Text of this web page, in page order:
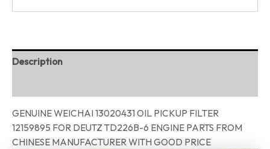
Description
GENUINE WEICHAI 13020431 OIL PICKUP FILTER
12159895 FOR DEUTZ TD226B-6 ENGINE PARTS FROM
CHINESE MANUFACTURER WITH GOOD PRICE